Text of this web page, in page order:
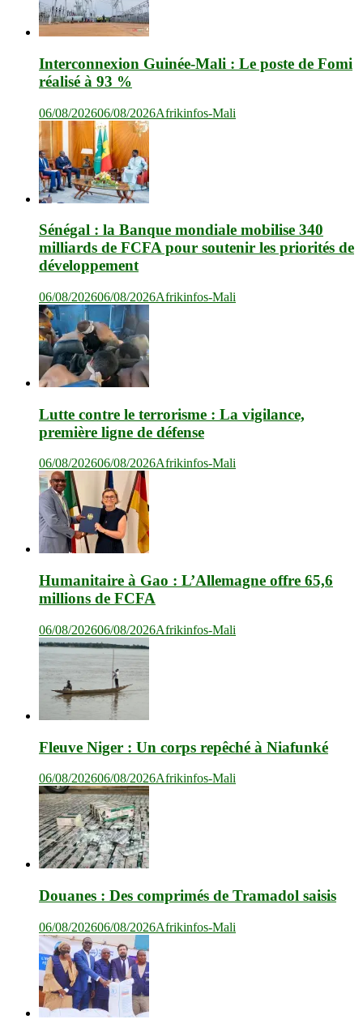
Interconnexion Guinée-Mali : Le poste de Fomi
réalisé à 93 %
06/08/202606/08/2026Afrikinfos-Mali
Sénégal : la Banque mondiale mobilise 340
milliards de FCFA pour soutenir les priorités de
développement
06/08/202606/08/2026Afrikinfos-Mali
Lutte contre le terrorisme : La vigilance,
première ligne de défense
06/08/202606/08/2026Afrikinfos-Mali
Humanitaire à Gao : L’Allemagne offre 65,6
millions de FCFA
06/08/202606/08/2026Afrikinfos-Mali
Fleuve Niger : Un corps repêché à Niafunké
06/08/202606/08/2026Afrikinfos-Mali
Douanes : Des comprimés de Tramadol saisis
06/08/202606/08/2026Afrikinfos-Mali